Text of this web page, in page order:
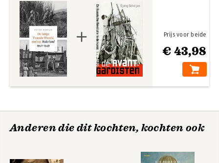
€ 43,98
Prijs voor beide
Anderen die dit kochten, kochten ook